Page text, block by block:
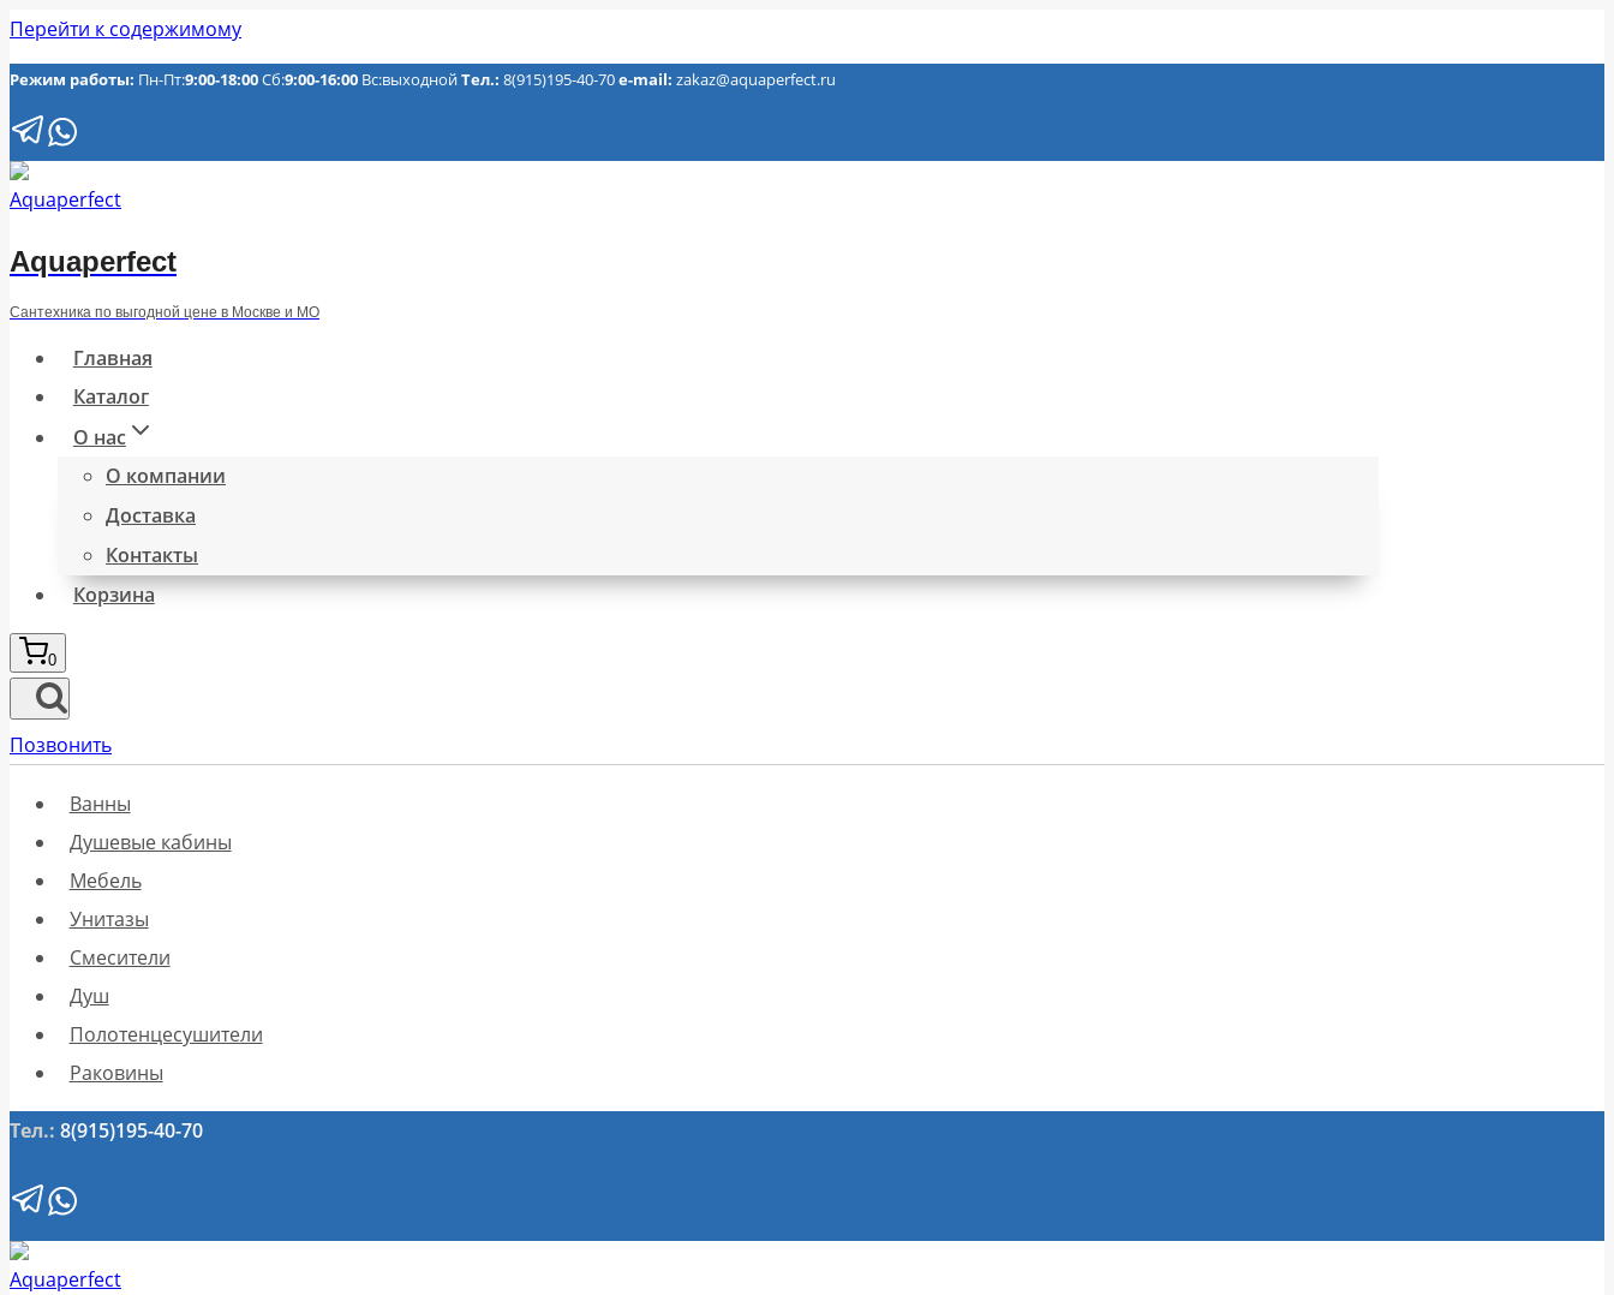
Перейти к содержимому
Режим работы: Пн-Пт:9:00-18:00Сб:9:00-16:00 Вс:выходнойТел.: 8(915)195-40-70e-mail: zakaz@aquaperfect.ru
Aquaperfect
Сантехника по выгодной цене в Москве и МО
Главная
Каталог
О нас
О компании
Доставка
Контакты
Корзина
0
Позвонить
Ванны
Душевые кабины
Мебель
Унитазы
Смесители
Душ
Полотенцесушители
Раковины
Тел.: 8(915)195-40-70